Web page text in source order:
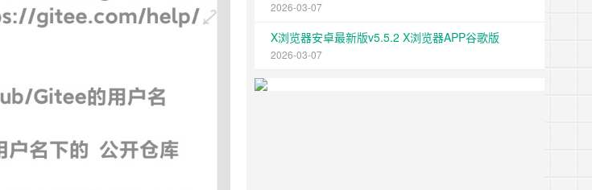
2026-03-07
X浏览器安卓最新版v5.5.2 X浏览器APP谷歌版
2026-03-07